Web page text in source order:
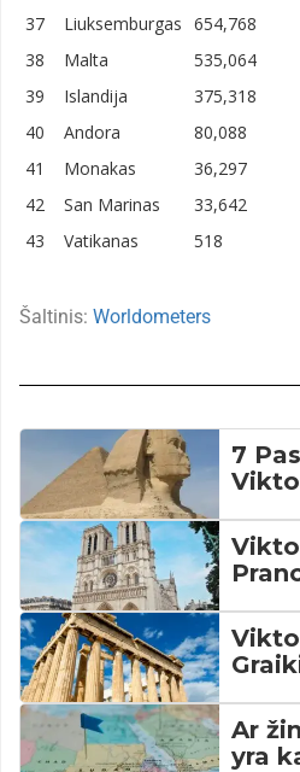
37
Liuksemburgas 654,768
38
Malta 535,064
39
Islandija 375,318
40
Andora 80,088
41
Monakas 36,297
42
San Marinas 33,642
43
Vatikanas 518
Šaltinis: Worldometers
7
Ar
yra